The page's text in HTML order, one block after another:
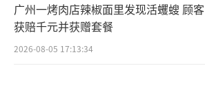
广州一烤肉店辣椒面里发现活蠼螋 顾客
获赔千元并获赠套餐
2026-08-05 17:13:34